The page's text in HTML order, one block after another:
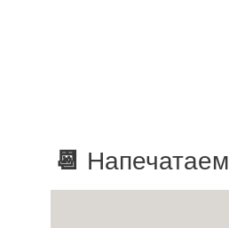
📆 Напечатаем